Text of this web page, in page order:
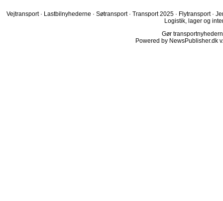
Vejtransport · Lastbilnyhederne · Søtransport · Transport 2025 · Flytransport ·
Logistik, lager og
Gør
Powered by NewsPublisher.dk